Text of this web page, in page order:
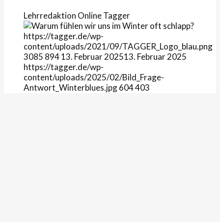
Lehrredaktion OnlineTagger
https://tagger.de/wp-
content/uploads/2021/09/TAGGER_Logo_blau.png
3085 89413. Februar 202513. Februar 2025
https://tagger.de/wp-
content/uploads/2025/02/Bild_Frage-
Antwort_Winterblues.jpg604403